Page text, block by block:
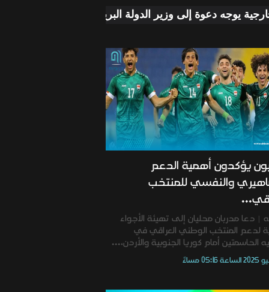
إلى وزير الدولة البريطاني لزيارة العراق
يؤكدون أهمية الدعم
والنفسي للمنتخب
| دعا مدربان محليان إلى تهيئة الأجواء
لدعم المنتخب الوطني العراقي في
الحاسمتين أمام كوريا الجنوبية والأردن،...